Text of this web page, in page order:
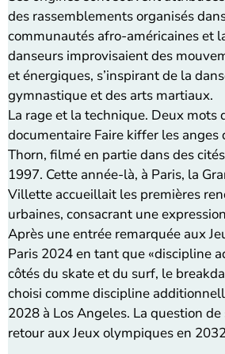
des rassemblements organisés
communautés afro-américaines et
danseurs improvisaient des
et énergiques, s’inspirant de la
gymnastique et des arts martiaux.
La rage et la technique. Deux mots
documentaire Faire kiffer les anges
Thorn, filmé en partie dans des
1997. Cette année-là, à Paris, la
Villette accueillait les premières
urbaines, consacrant une
Après une entrée remarquée aux
Paris 2024 en tant que «discipline
côtés du skate et du surf, le
choisi comme discipline
2028 à Los Angeles. La question de
retour aux Jeux olympiques en